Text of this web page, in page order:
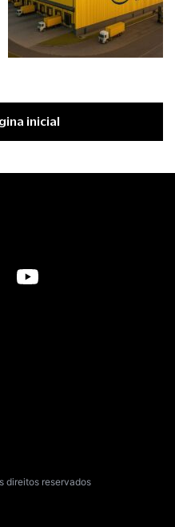
inicial
direitos reservados